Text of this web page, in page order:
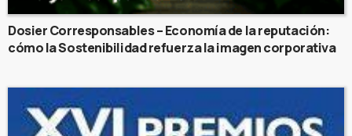
Dosier Corresponsables – Economía de la reputación:
cómo la Sostenibilidad refuerza la imagen corporativa